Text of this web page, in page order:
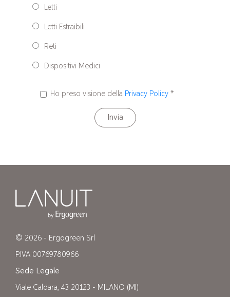
Letti
Letti Estraibili
Reti
Dispositivi Medici
Ho preso visione della Privacy Policy *
Invia
© 2026 - Ergogreen Srl
P.IVA 00769780966
Sede Legale
Viale Caldara, 43 20123 - MILANO (MI)